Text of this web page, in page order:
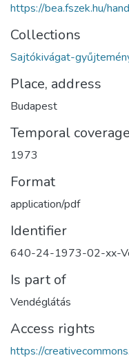
https://bea.fszek.hu/
Collections
Sajtókivágat-
Place, address
Budapest
Temporal coverage
1973
Format
application/pdf
Identifier
640-24-1973-02-xx-
Is part of
Vendéglátás
Access rights
https://